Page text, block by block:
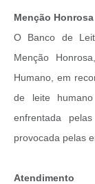
Menção Honrosa
O Banco de
Menção
Humano, em
de leite
enfrentada
provocada pelas
Atendimento